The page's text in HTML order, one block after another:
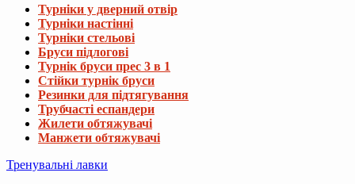
Турніки у дверний отвір
Турніки настінні
Турніки стельові
Бруси підлогові
Турнік бруси прес 3 в 1
Стійки турнік бруси
Резинки для підтягування
Трубчасті еспандери
Жилети обтяжувачі
Манжети обтяжувачі
Тренувальні лавки